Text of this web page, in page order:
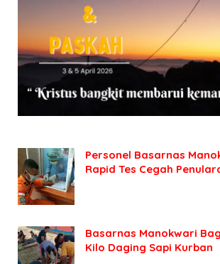
Personel Basarnas
Rapid Tes Cegah
Basarnas Manokwari
Kilo Daging Sapi Kurban